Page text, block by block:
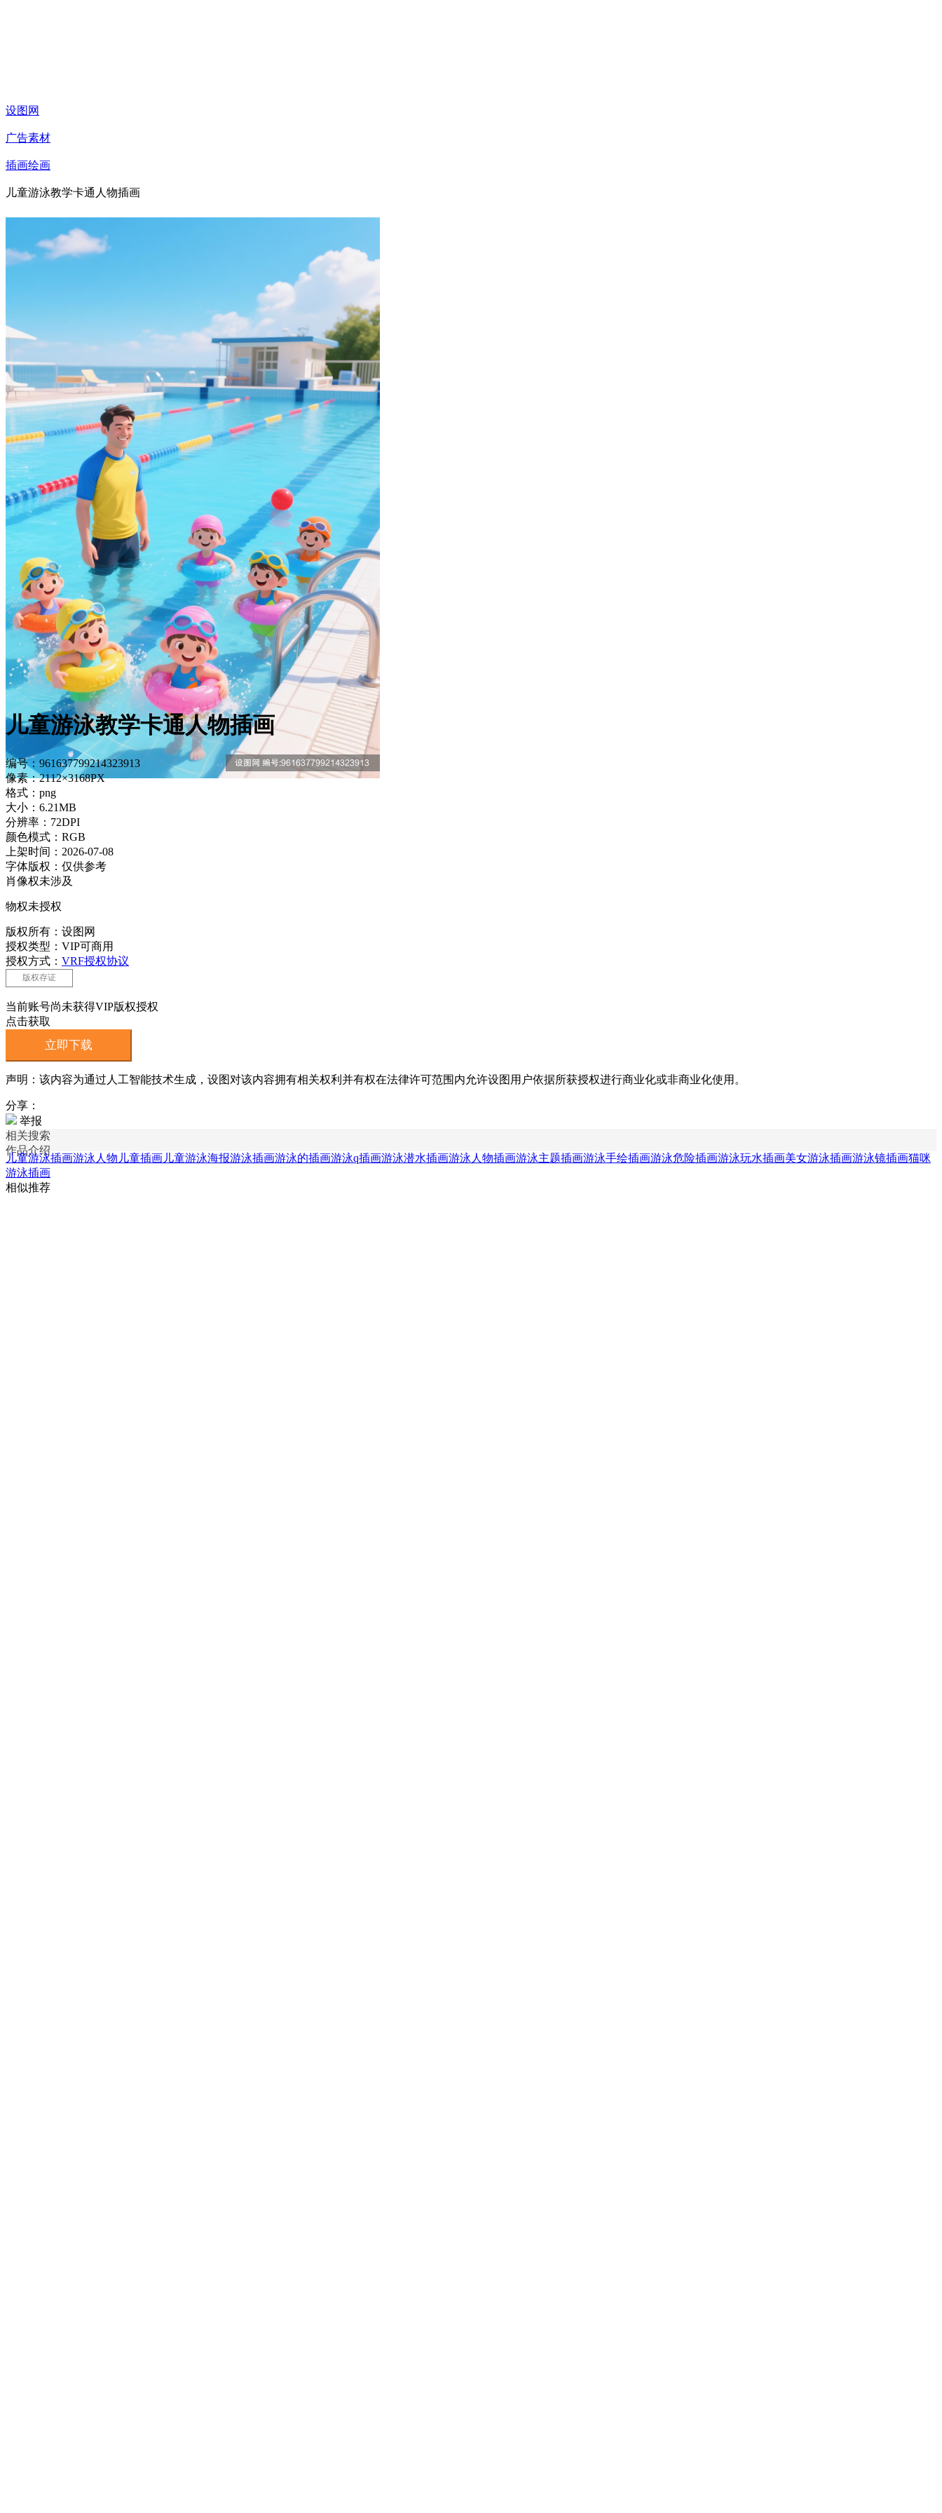
设图网
广告素材
插画绘画
儿童游泳教学卡通人物插画
儿童游泳教学卡通人物插画
编号：961637799214323913
像素：2112×3168PX
格式：png
大小：6.21MB
分辨率：72DPI
颜色模式：RGB
上架时间：2026-07-08
字体版权：仅供参考
肖像权未涉及
物权未授权
版权所有：设图网
授权类型：VIP可商用
授权方式： VRF授权协议
版权存证
当前账号尚未获得VIP版权授权
点击获取
立即下载
声明：该内容为通过人工智能技术生成，设图对该内容拥有相关权利并有权在法律许可范围内允许设图用户依据所获授权进行商业化或非商业化使用。
分享：
举报
相关搜索
作品介绍
儿童游泳插画游泳人物儿童插画 儿童游泳海报游泳插画游泳的插画游泳q插画游泳潜水插画游泳人物插画游泳主题插画游泳手绘插画游泳危险插画游泳玩水插画美女游泳插画游泳镜插画猫咪
游泳插画
相似推荐